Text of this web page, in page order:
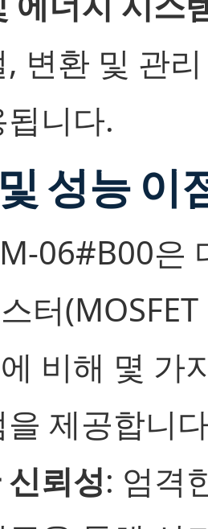
, 변환 및 관
니다.
성능 이
06#B00은
터
비해 몇 가
을 제공합니
뢰성: 엄격